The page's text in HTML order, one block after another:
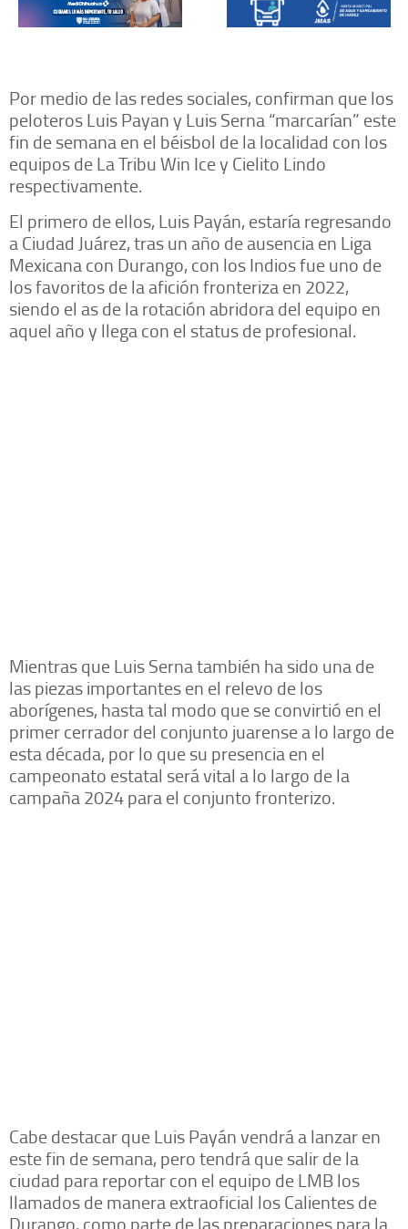
Por medio de las redes sociales, confirman que los
peloteros Luis Payan y Luis Serna “marcarían” este
fin de semana en el béisbol de la localidad con los
equipos de La Tribu Win Ice y Cielito Lindo
respectivamente.
El primero de ellos, Luis Payán, estaría regresando
a Ciudad Juárez, tras un año de ausencia en Liga
Mexicana con Durango, con los Indios fue uno de
los favoritos de la afición fronteriza en 2022,
siendo el as de la rotación abridora del equipo en
aquel año y llega con el status de profesional.
Mientras que Luis Serna también ha sido una de
las piezas importantes en el relevo de los
aborígenes, hasta tal modo que se convirtió en el
primer cerrador del conjunto juarense a lo largo de
esta década, por lo que su presencia en el
campeonato estatal será vital a lo largo de la
campaña 2024 para el conjunto fronterizo.
Cabe destacar que Luis Payán vendrá a lanzar en
este fin de semana, pero tendrá que salir de la
ciudad para reportar con el equipo de LMB los
llamados de manera extraoficial los Calientes de
Durango, como parte de las preparaciones para la